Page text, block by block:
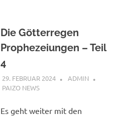
Die Götterregen
Prophezeiungen – Teil
4
29. FEBRUAR 2024
ADMIN
PAIZO NEWS
Es geht weiter mit den